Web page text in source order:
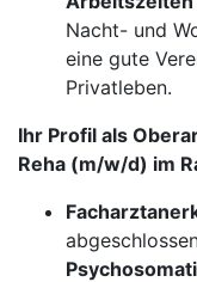
Nacht- und
eine gute
Privatleben.
Ihr Profil als
Reha (m/w/d) im